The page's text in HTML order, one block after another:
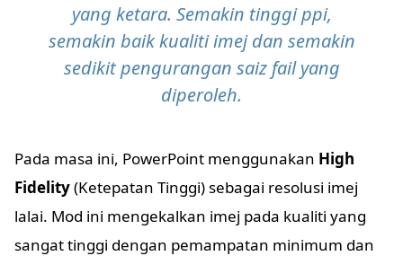
yang ketara. Semakin tinggi ppi,
semakin baik kualiti imej dan semakin
sedikit pengurangan saiz fail yang
diperoleh.
Pada masa ini, PowerPoint menggunakan High
Fidelity(Ketepatan Tinggi) sebagai resolusi imej
lalai. Mod ini mengekalkan imej pada kualiti yang
sangat tinggi dengan pemampatan minimum dan